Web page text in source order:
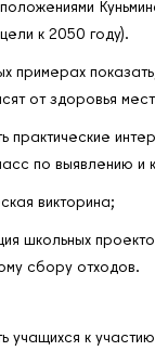
к 2050 году).
примерах
от здоровья
практические
по выявлению и
викторина;
школьных
сбору отходов.
учащихся к